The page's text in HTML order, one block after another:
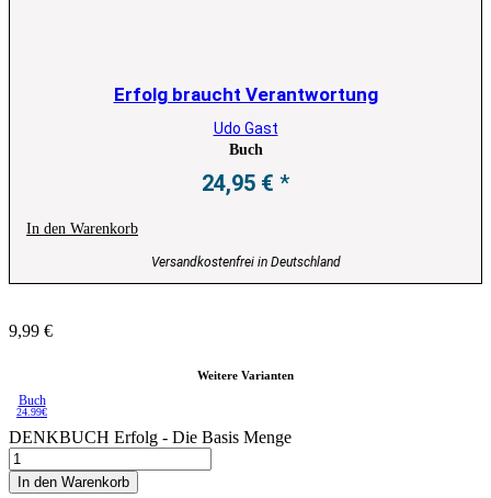
Erfolg braucht Verantwortung
Udo Gast
Buch
24,95 €
In den Warenkorb
Versandkostenfrei in Deutschland
9,99 €
Weitere Varianten
Buch
24.99€
DENKBUCH Erfolg - Die Basis Menge
In den Warenkorb